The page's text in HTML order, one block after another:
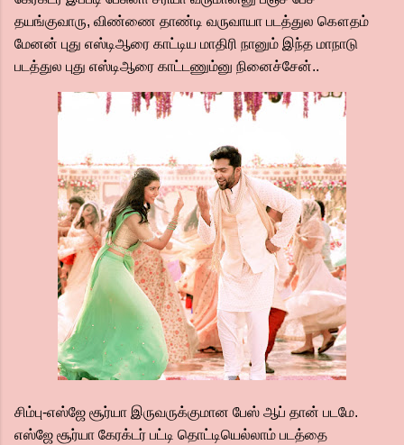
தயங்குவாரு, விண்ணை தாண்டி வருவாயா படத்துல கௌதம்
மேனன் புது எஸ்டிஆரை காட்டிய மாதிரி நானும் இந்த மாநாடு
படத்துல புது எஸ்டிஆரை காட்டணும்னு நினைச்சேன்..
சிம்பு-எஸ்ஜே சூர்யா இருவருக்குமான பேஸ் ஆப் தான் படமே.
எஸ்ஜே சூர்யா கேரக்டர் பட்டி தொட்டியெல்லாம் படத்தை